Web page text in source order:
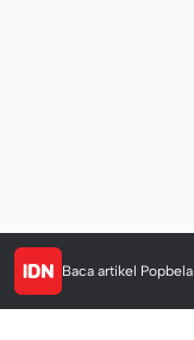
Baca artikel Popbela